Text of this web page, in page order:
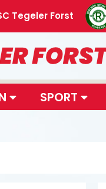
Tegeler Forst
SPORT